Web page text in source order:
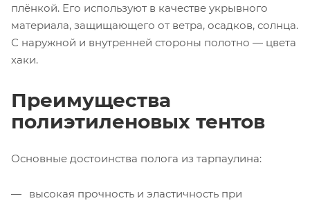
плёнкой. Его используют в качестве укрывного
материала, защищающего от ветра, осадков, солнца.
С наружной и внутренней стороны полотно — цвета
хаки.
Преимущества
полиэтиленовых тентов
Основные достоинства полога из тарпаулина:
высокая прочность и эластичность при